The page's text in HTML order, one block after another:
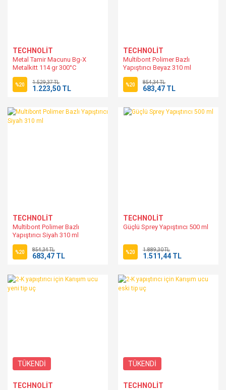
TECHNOLİT
Metal Tamir Macunu Bg-X
Metalkitt 114 gr 300°C
%20 1.529,37 TL
1.223,50 TL
TECHNOLİT
Multibont Polimer Bazlı
Yapıştırıcı Beyaz 310 ml
%20 854,34 TL
683,47 TL
TECHNOLİT
Multibont Polimer Bazlı
Yapıştırıcı Siyah 310 ml
%20 854,34 TL
683,47 TL
TECHNOLİT
Güçlü Sprey Yapıştırıcı 500 ml
%20 1.889,30 TL
1.511,44 TL
TÜKENDİ
TECHNOLİT
TÜKENDİ
TECHNOLİT